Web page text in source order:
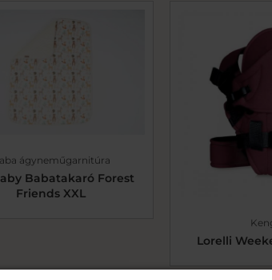
ágyneműgarnitúra
Babatakaró Forest
Friends XXL
Lorelli